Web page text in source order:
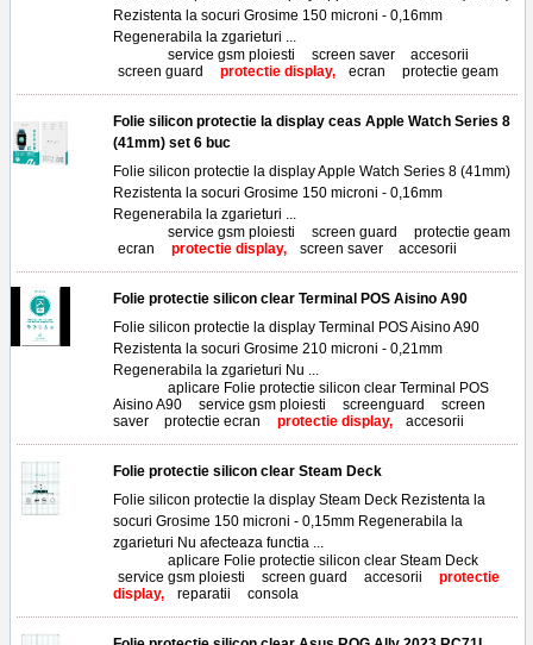
Rezistenta la socuri Grosime 150 microni - 0,16mm
Regenerabila la zgarieturi ...
service gsm ploiesti screen saver, accesorii
screen guard
protectie display, ecran protectie geam
Folie silicon protectie la display ceas Apple Watch Series 8
(41mm) set 6 buc
Folie silicon protectie la display Apple Watch Series 8 (41mm)
Rezistenta la socuri Grosime 150 microni - 0,16mm
Regenerabila la zgarieturi ...
service gsm ploiesti screen guard protectie geam
ecran
protectie display, screen saver, accesorii
Folie protectie silicon clear Terminal POS Aisino A90
Folie silicon protectie la display Terminal POS Aisino A90
Rezistenta la socuri Grosime 210 microni - 0,21mm
Regenerabila la zgarieturi Nu ...
aplicare Folie protectie silicon clear Terminal POS
Aisino A90
service gsm ploiesti screenguard
screen
saver, protectie ecran protectie display, accesorii
Folie protectie silicon clear Steam Deck
Folie silicon protectie la display Steam Deck Rezistenta la
socuri Grosime 150 microni - 0,15mm Regenerabila la
zgarieturi Nu afecteaza functia ...
aplicare Folie protectie silicon clear Steam Deck
service gsm ploiesti
screen guard accesorii
protectie
display,
reparatii consola